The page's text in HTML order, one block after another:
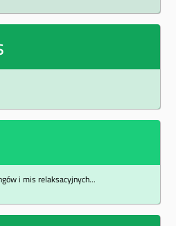
i mis relaksacyjnych...